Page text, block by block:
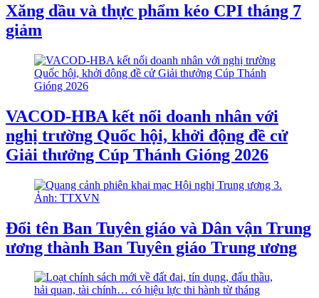
Xăng dầu và thực phẩm kéo CPI tháng 7
giảm
VACOD-HBA kết nối doanh nhân với
nghị trường Quốc hội, khởi động đề cử
Giải thưởng Cúp Thánh Gióng 2026
Đổi tên Ban Tuyên giáo và Dân vận Trung
ương thành Ban Tuyên giáo Trung ương